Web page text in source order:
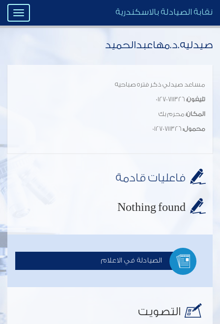
Toggle
نقابة الصيادلة بالاسكندرية
صيدليه.د.مهاعبدالحميد
مساعد صيدلي ذكر فتره صباحيه
تليفون:
المكان: محرم بك
محمول:
فاعليات قادمة
Nothing found
الصيادلة في الاعلام
التصويت